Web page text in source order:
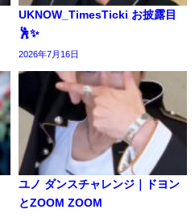
UKNOW_TimesTicki お披露目
🕺✨️
2026年7月16日
ユノ ダンスチャレンジ｜ドヨン
とZOOM ZOOM